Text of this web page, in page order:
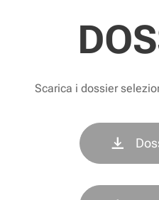
Scarica i dossier